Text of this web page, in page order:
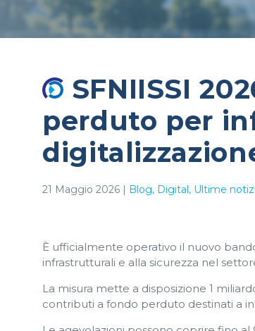
SFNIISSI
perduto per
21 Maggio 2026 | Blog Digital Ultime
È ufficialmente operativo il nuovo
infrastrutturali e alla sicurezza nel
La misura mette a disposizione 1
contributi a fondo perduto destinati a